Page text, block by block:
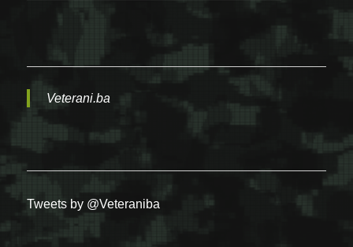
Veterani.ba
Tweets by @Veteraniba